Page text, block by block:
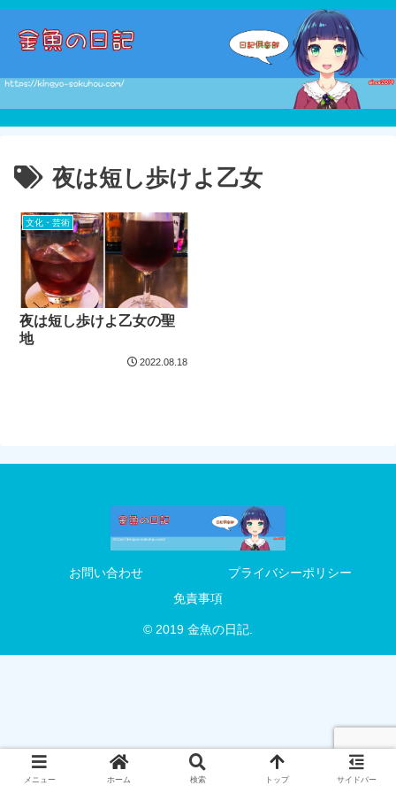
夜は短し歩けよ乙女
文化・芸術
夜は短し歩けよ乙女の聖
地
2022.08.18
お問い合わせ
プライバシーポリシー
免責事項
© 2019 金魚の日記.
メニュー ホーム 検索 トップ サイドバー